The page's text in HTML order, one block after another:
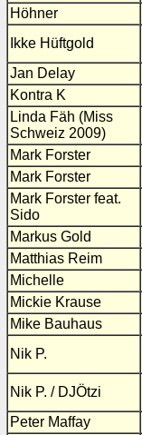
Höhner
Ikke Hüftgold
Jan Delay
Kontra K
Linda Fäh (Miss
Schweiz 2009)
Mark Forster
Mark Forster
Mark Forster feat.
Sido
Markus Gold
Matthias Reim
Michelle
Mickie Krause
Mike Bauhaus
Nik P.
Nik P. / DJÖtzi
Peter Maffay